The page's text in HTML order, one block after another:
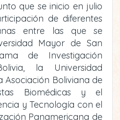
que se inicio en julio
de diferentes
entre las que se
Mayor de San
de Investigación
la Universidad
Asociación Boliviana de
Biomédicas y el
y Tecnología con el
Panamericana de